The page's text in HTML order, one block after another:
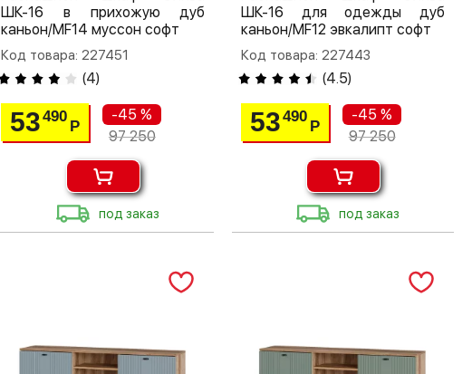
ШК-16 в прихожую дуб
каньон/MF14 муссон софт
Код товара: 227451
(4)
53490
Р
-45 %
97 250
под заказ
ШК-16 для одежды дуб
каньон/MF12 эвкалипт софт
Код товара: 227443
(4.5)
53490
Р
-45 %
97 250
под заказ